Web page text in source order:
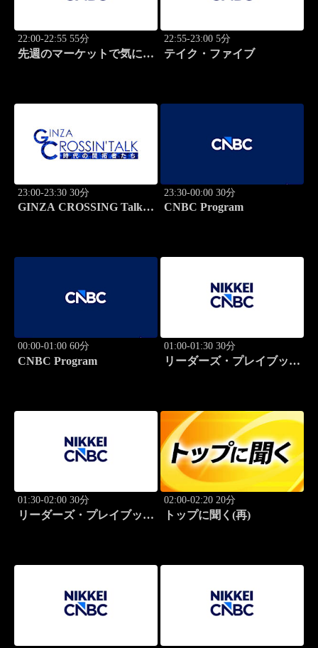
22:00-22:55 55分
先週のマーケットで気にな
22:55-23:00 5分
テイク・ファイブ
23:00-23:30 30分
GINZA CROSSING Talk
23:30-00:00 30分
CNBC Program
00:00-01:00 60分
CNBC Program
01:00-01:30 30分
リーダーズ・プレイブック
01:30-02:00 30分
リーダーズ・プレイブック
02:00-02:20 20分
トップに聞く(再)